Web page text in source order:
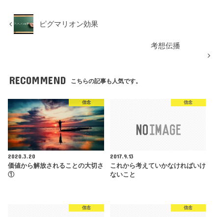
ピグマリオン効果
考想伝播
RECOMMEND こちらの記事も人気です。
信念
2020.3.20
価値から解放されることの大切さ
①
信念
2017.9.13
これから考えていかなければいけ
ないこと
信念 信念